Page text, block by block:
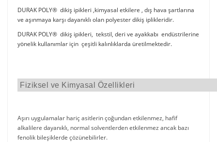
DURAK POLY® dikiş ipikleri ,kimyasal etkilere , dış hava şartlarına
ve aşınmaya karşı dayanıklı olan polyester dikiş iplikleridir.
DURAK POLY® dikiş ipikleri, tekstil, deri ve ayakkabı endüstrilerine
yönelik kullanımlar için çeşitli kalınlıklarda üretilmektedir.
Fiziksel ve Kimyasal Özellikleri
Aşırı uygulamalar hariç asitlerin çoğundan etkilenmez, hafif
alkalilere dayanıklı, normal solventlerden etkilenmez ancak bazı
fenolik bileşiklerde çözünebilirler.